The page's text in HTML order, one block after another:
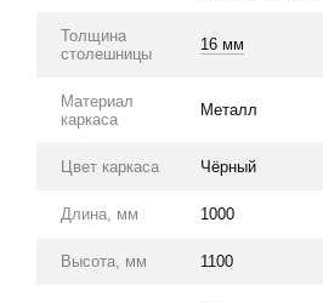
Толщина
столешницы
16 мм
Материал
каркаса
Металл
Цвет каркаса Чёрный
Длина, мм 1000
Высота, мм 1100